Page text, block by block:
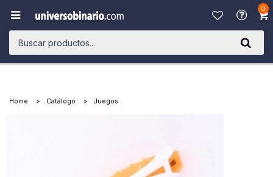
0

Home Catálogo Juegos